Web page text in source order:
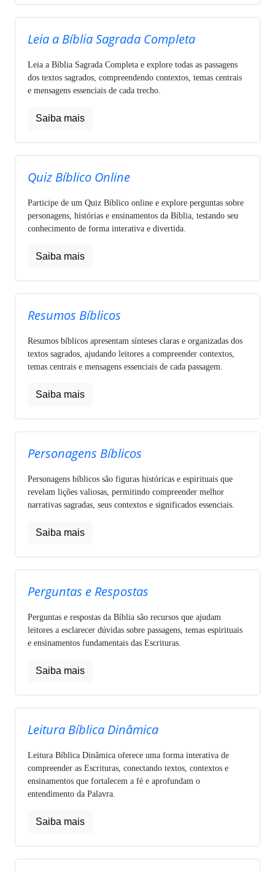
Leia a Bíblia Sagrada Completa
Leia a Bíblia Sagrada Completa e explore todas as passagens
dos textos sagrados, compreendendo contextos, temas centrais
e mensagens essenciais de cada trecho.
Saiba mais
Quiz Bíblico Online
Participe de um Quiz Bíblico online e explore perguntas sobre
personagens, histórias e ensinamentos da Bíblia, testando seu
conhecimento de forma interativa e divertida.
Saiba mais
Resumos Bíblicos
Resumos bíblicos apresentam sínteses claras e organizadas dos
textos sagrados, ajudando leitores a compreender contextos,
temas centrais e mensagens essenciais de cada passagem.
Saiba mais
Personagens Bíblicos
Personagens bíblicos são figuras históricas e espirituais que
revelam lições valiosas, permitindo compreender melhor
narrativas sagradas, seus contextos e significados essenciais.
Saiba mais
Perguntas e Respostas
Perguntas e respostas da Bíblia são recursos que ajudam
leitores a esclarecer dúvidas sobre passagens, temas espirituais
e ensinamentos fundamentais das Escrituras.
Saiba mais
Leitura Bíblica Dinâmica
Leitura Bíblica Dinâmica oferece uma forma interativa de
compreender as Escrituras, conectando textos, contextos e
ensinamentos que fortalecem a fé e aprofundam o
entendimento da Palavra.
Saiba mais